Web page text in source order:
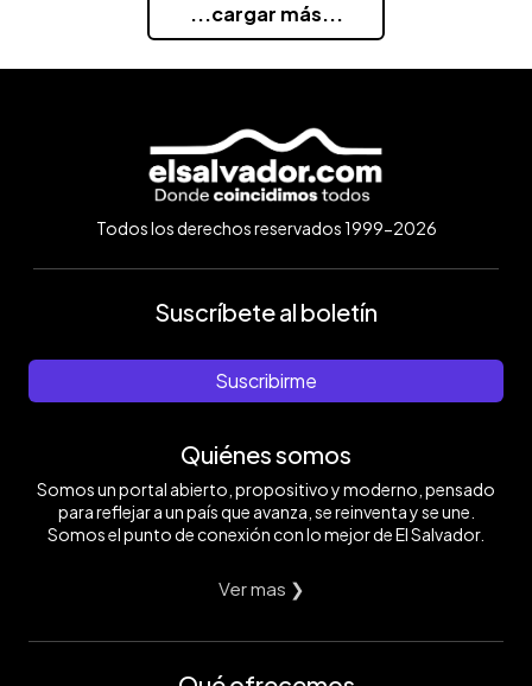
...cargar más...
Todos los derechos reservados 1999-2026
Suscríbete al boletín
Suscribirme
Quiénes somos
Somos un portal abierto, propositivo y moderno, pensado
para reflejar a un país que avanza, se reinventa y se une.
Somos el punto de conexión con lo mejor de El Salvador.
Ver mas ❯